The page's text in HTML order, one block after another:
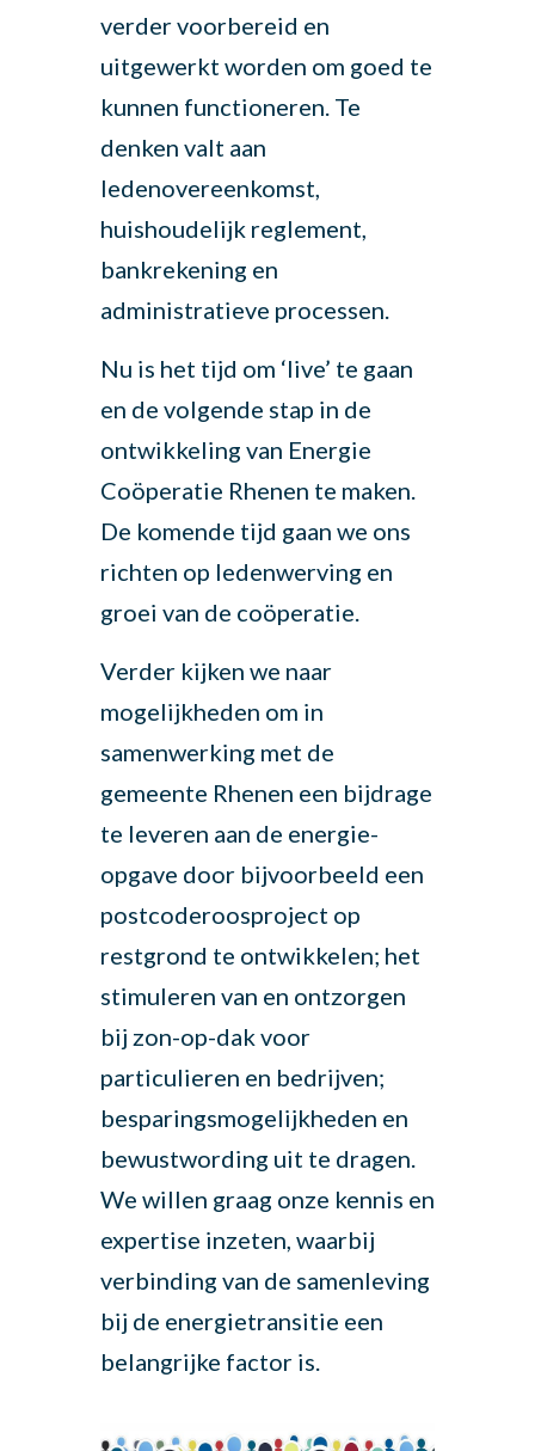
verder voorbereid en
uitgewerkt worden om goed te
kunnen functioneren. Te
denken valt aan
ledenovereenkomst,
huishoudelijk reglement,
bankrekening en
administratieve processen.
Nu is het tijd om ‘live’ te gaan
en de volgende stap in de
ontwikkeling van Energie
Coöperatie Rhenen te maken.
De komende tijd gaan we ons
richten op ledenwerving en
groei van de coöperatie.
Verder kijken we naar
mogelijkheden om in
samenwerking met de
gemeente Rhenen een bijdrage
te leveren aan de energie-
opgave door bijvoorbeeld een
postcoderoosproject op
restgrond te ontwikkelen; het
stimuleren van en ontzorgen
bij zon-op-dak voor
particulieren en bedrijven;
besparingsmogelijkheden en
bewustwording uit te dragen.
We willen graag onze kennis en
expertise inzeten, waarbij
verbinding van de samenleving
bij de energietransitie een
belangrijke factor is.